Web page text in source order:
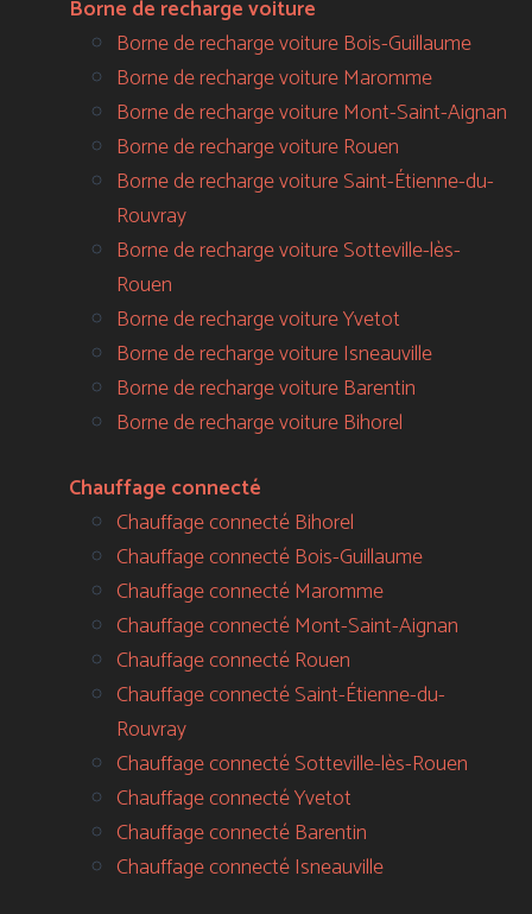
Borne de recharge voiture
Borne de recharge voiture Bois-Guillaume
Borne de recharge voiture Maromme
Borne de recharge voiture Mont-Saint-Aignan
Borne de recharge voiture Rouen
Borne de recharge voiture Saint-Étienne-du-
Rouvray
Borne de recharge voiture Sotteville-lès-
Rouen
Borne de recharge voiture Yvetot
Borne de recharge voiture Isneauville
Borne de recharge voiture Barentin
Borne de recharge voiture Bihorel
Chauffage connecté
Chauffage connecté Bihorel
Chauffage connecté Bois-Guillaume
Chauffage connecté Maromme
Chauffage connecté Mont-Saint-Aignan
Chauffage connecté Rouen
Chauffage connecté Saint-Étienne-du-
Rouvray
Chauffage connecté Sotteville-lès-Rouen
Chauffage connecté Yvetot
Chauffage connecté Barentin
Chauffage connecté Isneauville